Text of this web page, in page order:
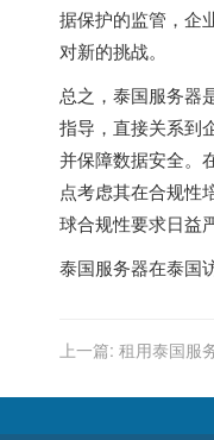
据保护的监管，企
对新的挑战。
总之， 泰国服务器
指导，直接关系到
并保障数据安全。
点考虑其在合规性
球合规性要求日益
泰国服务器在泰国
上一篇: 租用泰国服
评估服务？